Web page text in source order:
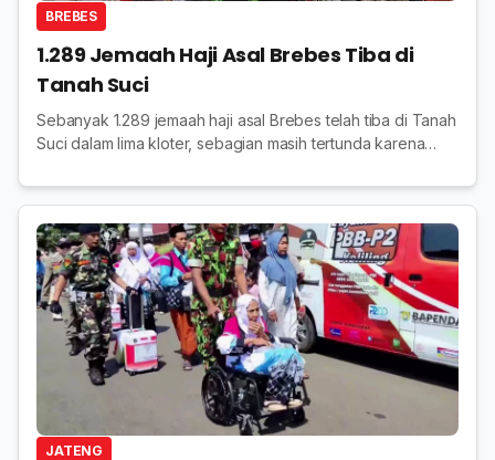
BREBES
1.289 Jemaah Haji Asal Brebes Tiba di
Tanah Suci
Sebanyak 1.289 jemaah haji asal Brebes telah tiba di Tanah
Suci dalam lima kloter, sebagian masih tertunda karena
JATENG